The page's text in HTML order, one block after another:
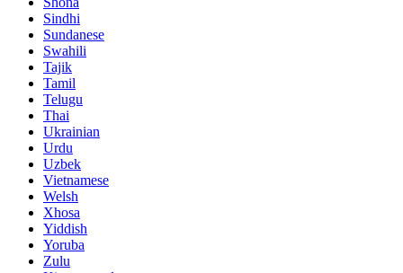
Sindhi
Sundanese
Swahili
Tajik
Tamil
Telugu
Thai
Ukrainian
Urdu
Uzbek
Vietnamese
Welsh
Xhosa
Yiddish
Yoruba
Zulu